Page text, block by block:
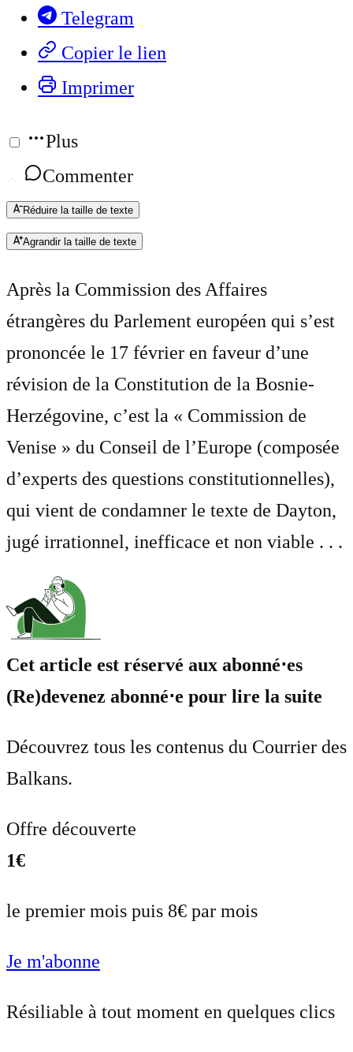
Telegram
Copier le lien
Imprimer
Plus
Commenter
Réduire la taille de texte
Agrandir la taille de texte
Après la Commission des Affaires
étrangères du Parlement européen qui s’est
prononcée le 17 février en faveur d’une
révision de la Constitution de la Bosnie-
Herzégovine, c’est la « Commission de
Venise » du Conseil de l’Europe (composée
d’experts des questions constitutionnelles),
qui vient de condamner le texte de Dayton,
jugé irrationnel, inefficace et non viable . . .
Cet article est réservé aux abonné⋅es
(Re)devenez abonné⋅e pour lire la suite
Découvrez tous les contenus du Courrier des
Balkans.
Offre découverte
1€
le premier mois puis 8€ par mois
Je m'abonne
Résiliable à tout moment en quelques clics